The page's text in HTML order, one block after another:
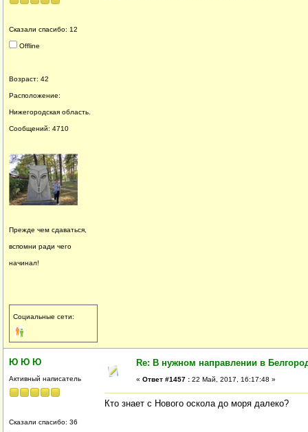
Сказали спасибо: 12
Offline
Возраст: 42
Расположение:
Нижегородская область.
Сообщений: 4710
Прежде чем сдаваться,
вспомни ради чего
начинал!
Социальные сети:
Ю Ю Ю
Активный написатель
Сказали спасибо: 36
Re: В нужном направлении в
« Ответ #1457 : 22 Май, 2017, 16:17:48 »
Кто знает с Нового оскола до моря далеко?